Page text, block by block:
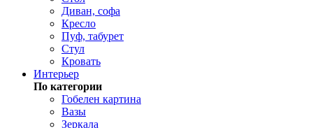
Диван, софа
Кресло
Пуф, табурет
Стул
Кровать
Интерьер
По категории
Гобелен картина
Вазы
Зеркала